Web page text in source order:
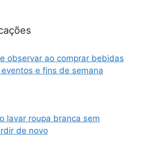
observar ao comprar bebidas
eventos e fins de semana
lavar roupa branca sem
de novo